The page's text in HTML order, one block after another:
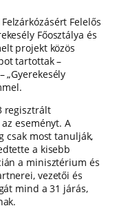
Felelős
Főosztálya és
projekt közös
tartottak –
regisztrált
eseményt. A
csak most tanulják,
a kisebb
a minisztérium és
vezetői és
mind a 31 járás,